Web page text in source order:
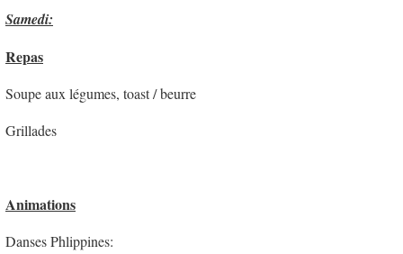
Samedi:
Repas
Soupe aux légumes, toast / beurre
Grillades
Animations
Danses Phlippines: